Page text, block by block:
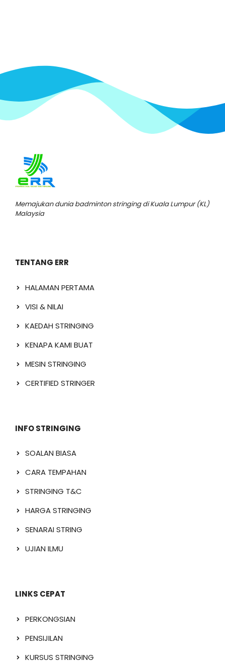
Memajukan dunia badminton stringing di Kuala Lumpur (KL)
Malaysia
TENTANG ERR
HALAMAN PERTAMA
VISI & NILAI
KAEDAH STRINGING
KENAPA KAMI BUAT
MESIN STRINGING
CERTIFIED STRINGER
INFO STRINGING
SOALAN BIASA
CARA TEMPAHAN
STRINGING T&C
HARGA STRINGING
SENARAI STRING
UJIAN ILMU
LINKS CEPAT
PERKONGSIAN
PENSIJILAN
KURSUS STRINGING